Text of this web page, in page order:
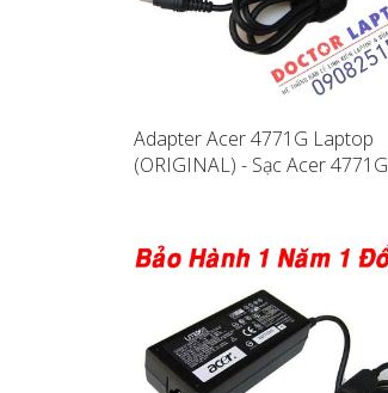
Adapter Acer 4771G Laptop
(ORIGINAL) - Sạc Acer 4771G